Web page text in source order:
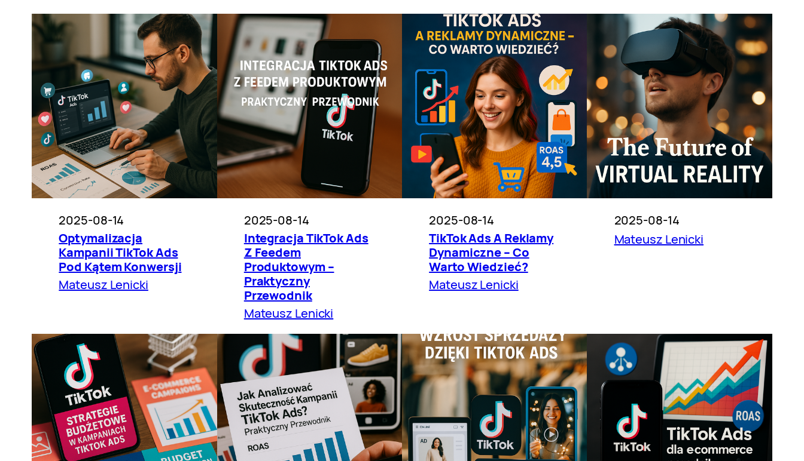
2025-08-14
Optymalizacja
Kampanii TikTok Ads
Pod Kątem Konwersji
Mateusz Lenicki
2025-08-14
Integracja TikTok Ads
Z Feedem
Produktowym –
Praktyczny
Przewodnik
Mateusz Lenicki
2025-08-14
TikTok Ads A Reklamy
Dynamiczne – Co
Warto Wiedzieć?
Mateusz Lenicki
2025-08-14
Mateusz Lenicki